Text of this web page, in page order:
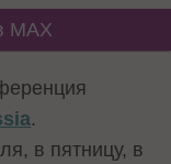
MAX
.
в пятницу, в